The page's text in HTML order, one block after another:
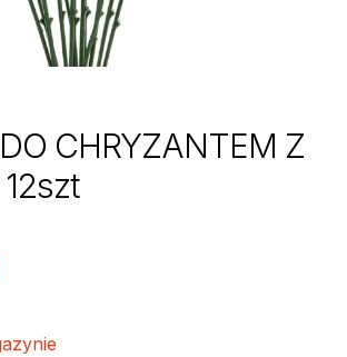
CHRYZANTEM Z